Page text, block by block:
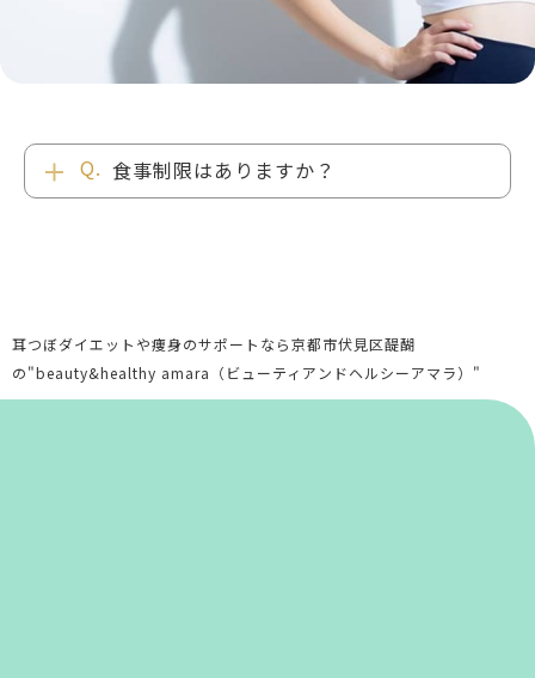
食事制限はありますか？
耳つぼダイエットや痩身のサポートなら京都市伏見区醍醐
の"beauty&healthy amara（ビューティアンドヘルシーアマラ）"